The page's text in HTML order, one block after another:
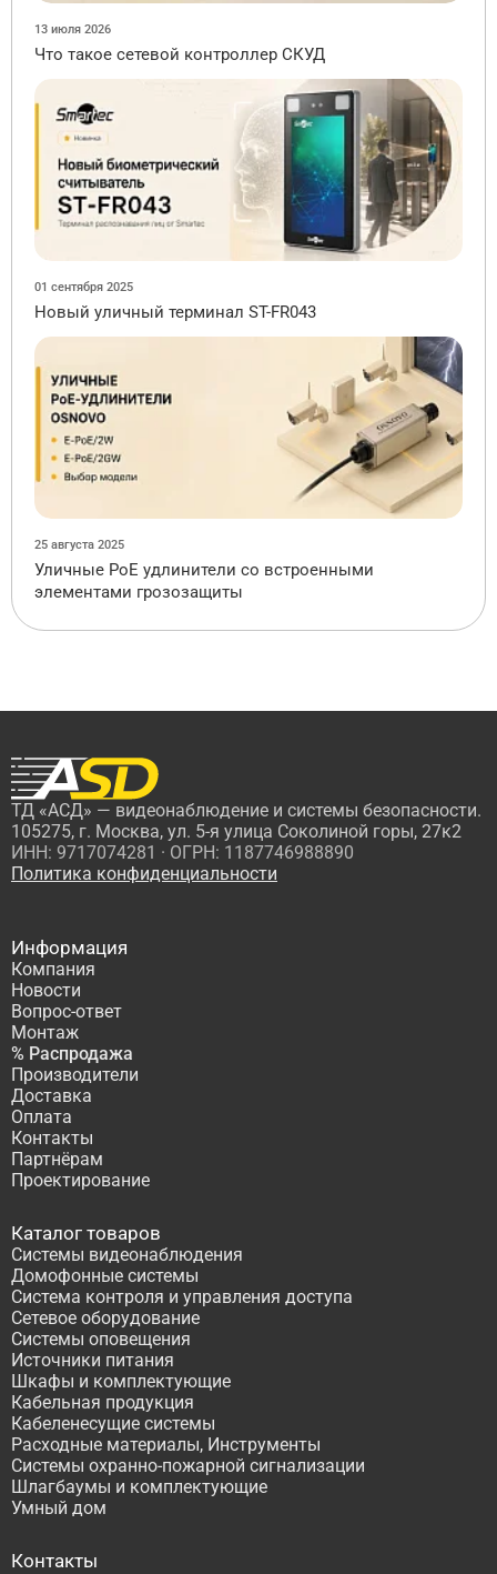
13 июля 2026
Что такое сетевой контроллер СКУД
01 сентября 2025
Новый уличный терминал ST-FR043
25 августа 2025
Уличные PoE удлинители со встроенными
элементами грозозащиты
ТД «АСД» — видеонаблюдение и системы безопасности.
105275, г. Москва, ул. 5-я улица Соколиной горы, 27к2
ИНН: 9717074281 · ОГРН: 1187746988890
Политика конфиденциальности
Информация
Компания
Новости
Вопрос-ответ
Монтаж
% Распродажа
Производители
Доставка
Оплата
Контакты
Партнёрам
Проектирование
Каталог товаров
Системы видеонаблюдения
Домофонные системы
Система контроля и управления доступа
Сетевое оборудование
Системы оповещения
Источники питания
Шкафы и комплектующие
Кабельная продукция
Кабеленесущие системы
Расходные материалы, Инструменты
Системы охранно-пожарной сигнализации
Шлагбаумы и комплектующие
Умный дом
Контакты